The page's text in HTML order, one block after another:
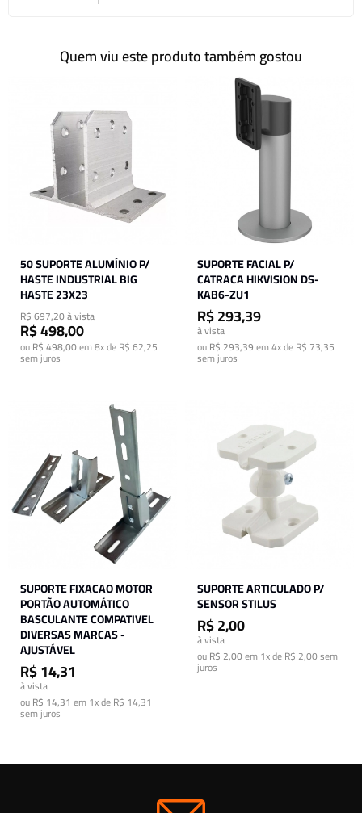
Quem viu este produto também gostou
50 SUPORTE ALUMÍNIO P/
HASTE INDUSTRIAL BIG
HASTE 23X23
R$ 697,20
R$ 498,00
à vista
ouR$ 498,00em8x de R$ 62,25
sem juros
SUPORTE FACIAL P/
CATRACA HIKVISION DS-
KAB6-ZU1
R$ 293,39
à vista
ouR$ 293,39em4x de R$ 73,35
sem juros
SUPORTE FIXACAO MOTOR
PORTÃO AUTOMÁTICO
BASCULANTE COMPATIVEL
DIVERSAS MARCAS -
AJUSTÁVEL
R$ 14,31
à vista
ouR$ 14,31 em1x de R$ 14,31
sem juros
SUPORTE ARTICULADO P/
SENSOR STILUS
R$ 2,00
à vista
ouR$ 2,00em1x de R$ 2,00sem
juros